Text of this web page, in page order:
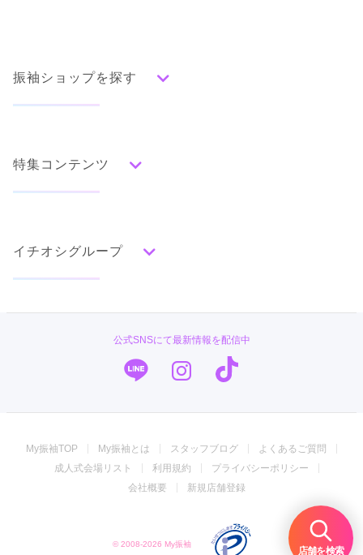
店舗を検索
振袖ショップを探す
みんなの振袖ランキングトップ
色別ランキング
グレー
白
エレガント キュート クール
百合
橘 蝶 鶴 松竹梅 扇面 車
華籠
熨斗
宝尽 波 雪輪 雲取り 道長取り
矢絣
縞 その他
口コミから探す
特集コンテンツ
ママ振特集
個性的振袖コーディネート特集
成人式レポート
振袖ブランド特集
イチオシグループ
振袖専門店 オンディーヌ
振袖専門店 一蔵
公式SNSにて最新情報を配信中
My振袖TOP My振袖とは スタッフブログ
よくあるご質問
成人式会場リスト
利用規約
プライバシーポリシー
会社概要
新規店舗登録
© 2008-2026 My振袖